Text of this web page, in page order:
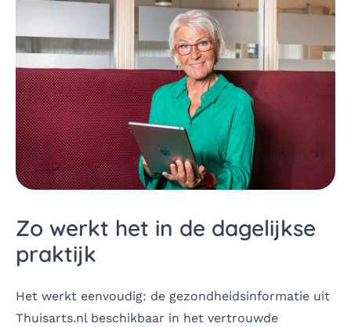
Zo werkt het in de dagelijkse
praktijk
Het werkt eenvoudig: de gezondheidsinformatie uit
Thuisarts.nlbeschikbaar in het vertrouwde